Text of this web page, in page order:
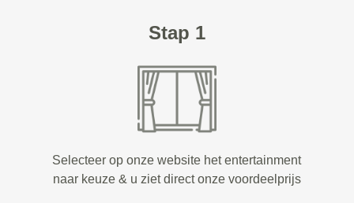
Stap 1
Selecteer op onze website het entertainment
naar keuze & u ziet direct onze voordeelprijs